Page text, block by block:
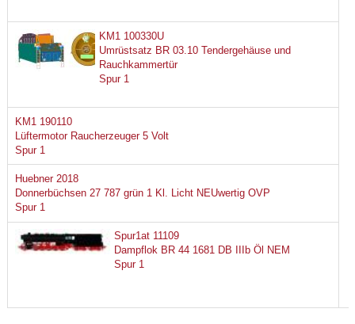
KM1 100330U
Umrüstsatz BR 03.10 Tendergehäuse und
Rauchkammertür
Spur 1
KM1 190110
Lüftermotor Raucherzeuger 5 Volt
Spur 1
Huebner 2018
Donnerbüchsen 27 787 grün 1 Kl. Licht NEUwertig OVP
Spur 1
Spur1at 11109
Dampflok BR 44 1681 DB IIIb Öl NEM
Spur 1